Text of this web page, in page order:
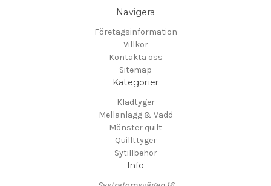
Navigera
Företagsinformation
Villkor
Kontakta oss
Sitemap
Kategorier
Klädtyger
Mellanlägg & Vadd
Mönster quilt
Quillttyger
Sytillbehör
Info